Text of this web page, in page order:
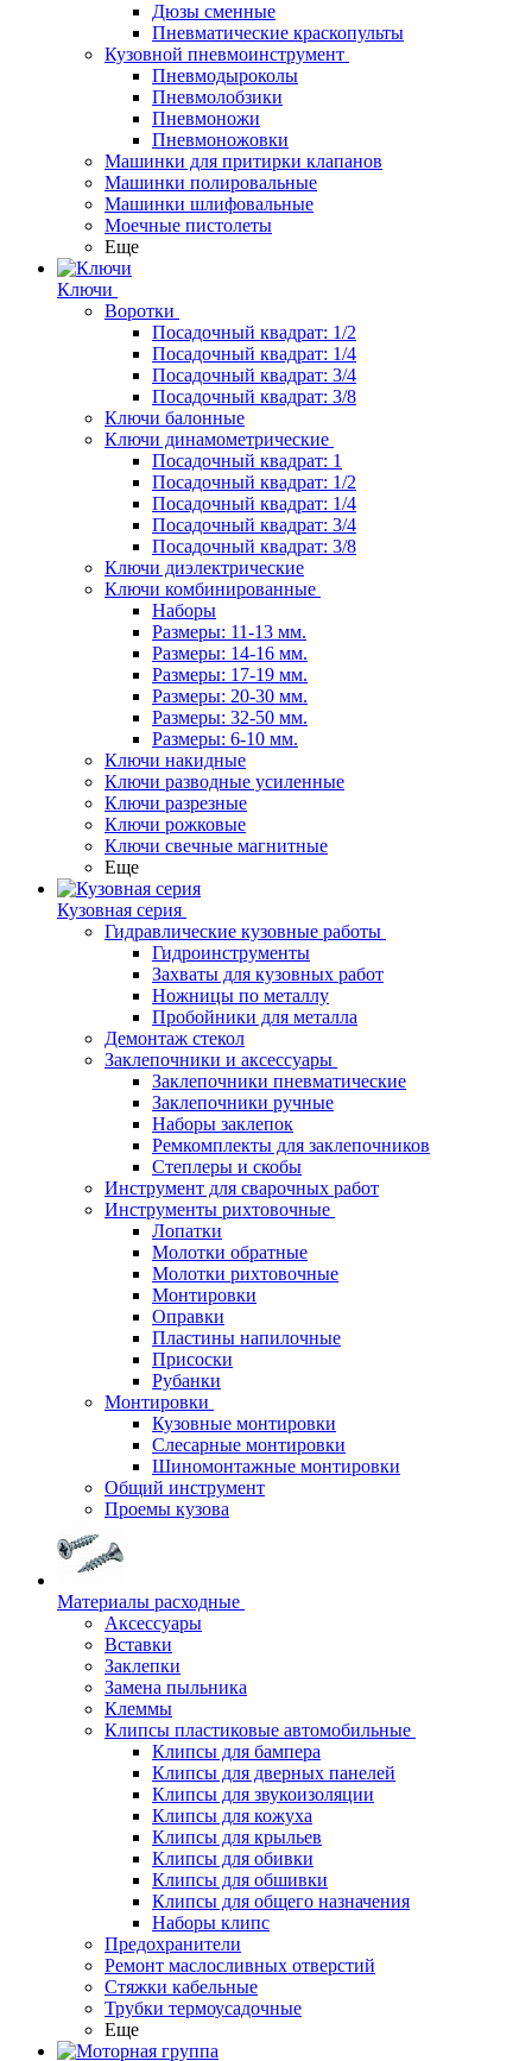
Дюзы сменные
Пневматические краскопульты
Кузовной пневмоинструмент
Пневмодыроколы
Пневмолобзики
Пневмоножи
Пневмоножовки
Машинки для притирки клапанов
Машинки полировальные
Машинки шлифовальные
Моечные пистолеты
Еще
Ключи
Воротки
Посадочный квадрат: 1/2
Посадочный квадрат: 1/4
Посадочный квадрат: 3/4
Посадочный квадрат: 3/8
Ключи балонные
Ключи динамометрические
Посадочный квадрат: 1
Посадочный квадрат: 1/2
Посадочный квадрат: 1/4
Посадочный квадрат: 3/4
Посадочный квадрат: 3/8
Ключи диэлектрические
Ключи комбинированные
Наборы
Размеры: 11-13 мм.
Размеры: 14-16 мм.
Размеры: 17-19 мм.
Размеры: 20-30 мм.
Размеры: 32-50 мм.
Размеры: 6-10 мм.
Ключи накидные
Ключи разводные усиленные
Ключи разрезные
Ключи рожковые
Ключи свечные магнитные
Еще
Кузовная серия
Гидравлические кузовные работы
Гидроинструменты
Захваты для кузовных работ
Ножницы по металлу
Пробойники для металла
Демонтаж стекол
Заклепочники и аксессуары
Заклепочники пневматические
Заклепочники ручные
Наборы заклепок
Ремкомплекты для заклепочников
Степлеры и скобы
Инструмент для сварочных работ
Инструменты рихтовочные
Лопатки
Молотки обратные
Молотки рихтовочные
Монтировки
Оправки
Пластины напилочные
Присоски
Рубанки
Монтировки
Кузовные монтировки
Слесарные монтировки
Шиномонтажные монтировки
Общий инструмент
Проемы кузова
Материалы расходные
Аксессуары
Вставки
Заклепки
Замена пыльника
Клеммы
Клипсы пластиковые автомобильные
Клипсы для бампера
Клипсы для дверных панелей
Клипсы для звукоизоляции
Клипсы для кожуха
Клипсы для крыльев
Клипсы для обивки
Клипсы для обшивки
Клипсы для общего назначения
Наборы клипс
Предохранители
Ремонт маслосливных отверстий
Стяжки кабельные
Трубки термоусадочные
Еще